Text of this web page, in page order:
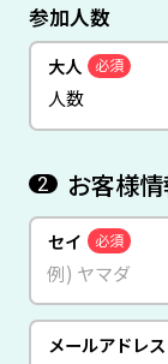
参加人数
大人 必須
2 お客様
セイ 必須
メールアドレス